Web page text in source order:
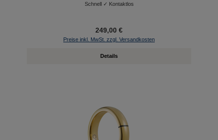
Schnell ✓ Kontaktlos
249,00 €
Preise inkl. MwSt. zzgl. Versandkosten
Details